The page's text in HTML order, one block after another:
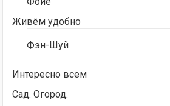
Живём удобно
Фэн-Шуй
Интересно всем
Сад. Огород.